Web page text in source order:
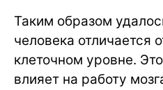
Таким образом
человека отличается
клеточном уровне.
влияет на работу